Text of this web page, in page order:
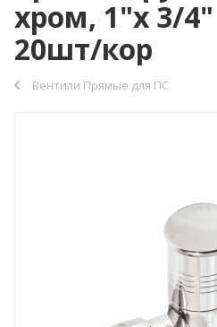
хром, 1"х 3/
20шт/кор
Вентили Прямые для ПС